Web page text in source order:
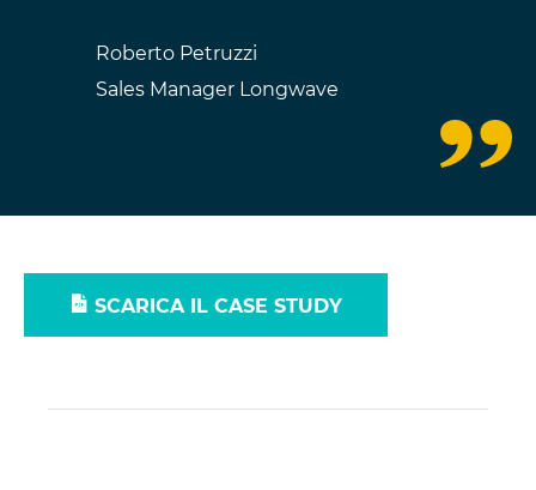
Roberto Petruzzi
Sales Manager Longwave
SCARICA IL CASE STUDY